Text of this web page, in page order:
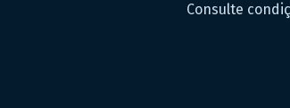
Consulte